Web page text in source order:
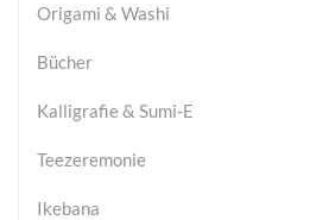
Origami & Washi
Bücher
Kalligrafie & Sumi-E
Teezeremonie
Ikebana